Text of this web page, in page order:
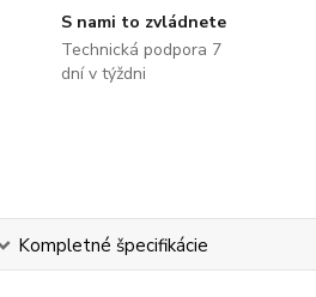
S nami to zvládnete
Technická podpora 7
dní v týždni
Kompletné špecifikácie